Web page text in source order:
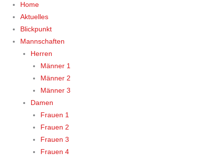
Home
Aktuelles
Blickpunkt
Mannschaften
Herren
Männer 1
Männer 2
Männer 3
Damen
Frauen 1
Frauen 2
Frauen 3
Frauen 4